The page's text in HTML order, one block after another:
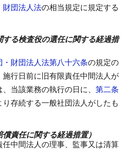
財団法人法の相当規定に規定する
する検査役の選任に関する経過措
・財団法人法第八十六条の規定の
行日前に旧有限責任中間法人が
当該業務の執行の日に、 第二条
存続する一般社団法人がしたも
償責任に関する経過措置）
任中間法人の理事、監事又は清算